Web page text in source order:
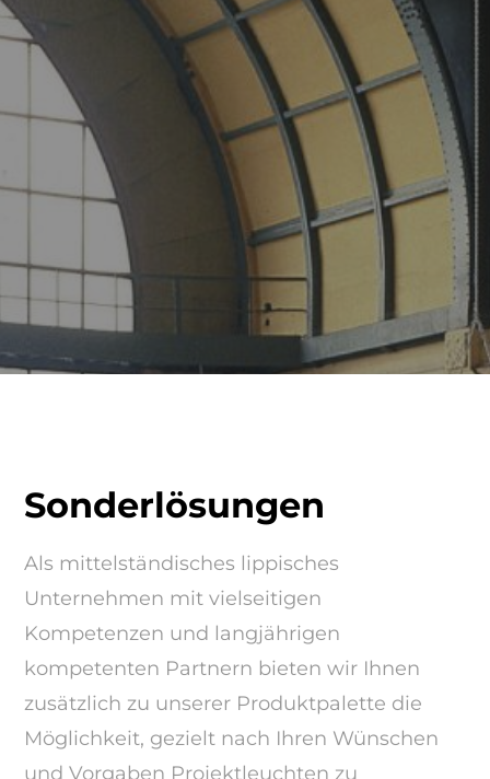
Sonderlösungen
Als mittelständisches lippisches
Unternehmen mit vielseitigen
Kompetenzen und langjährigen
kompetenten Partnern bieten wir Ihnen
zusätzlich zu unserer Produktpalette die
Möglichkeit, gezielt nach Ihren Wünschen
und Vorgaben Projektleuchten zu